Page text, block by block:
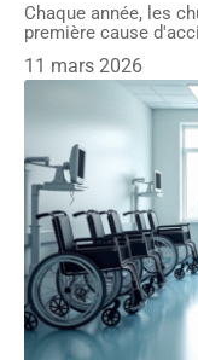
Chaque année, les
première cause
11 mars 2026